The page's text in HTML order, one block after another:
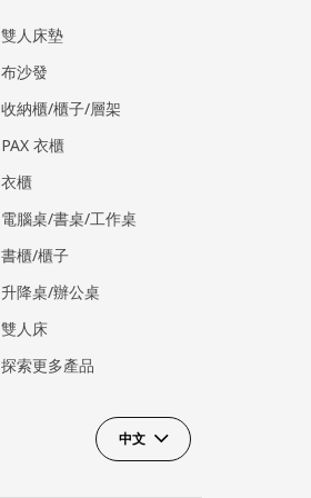
雙人床墊
布沙發
收納櫃/櫃子/層架
PAX 衣櫃
衣櫃
電腦桌/書桌/工作桌
書櫃/櫃子
升降桌/辦公桌
雙人床
探索更多產品
中文